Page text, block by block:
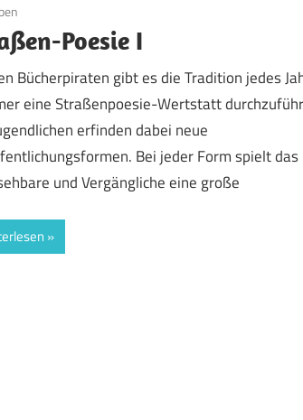
Poesie I
Bücherpiraten gibt es die Tradition jedes
eine Straßenpoesie-Wertstatt
erfinden dabei neue
Bei jeder Form spielt das
und Vergängliche eine große